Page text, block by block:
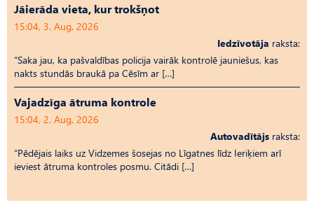
Jāierāda vieta, kur trokšņot
15:04, 3. Aug, 2026
Iedzīvotāja raksta:
“Saka jau, ka pašvaldības policija vairāk kontrolē jauniešus, kas
nakts stundās braukā pa Cēsīm ar […]
Vajadzīga ātruma kontrole
15:04, 2. Aug, 2026
Autovadītājs raksta:
“Pēdējais laiks uz Vid­ze­mes šosejas no Līgatnes līdz Ieriķiem arī
ieviest ātruma kontroles posmu. Citādi […]